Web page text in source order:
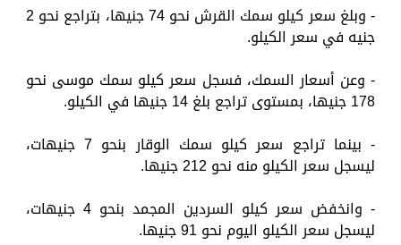
- وبلغ سعر كيلو سمك القرش نحو 74 جنيها، بتراجع نحو 2
جنيه في سعر الكيلو.
- وعن أسعار السمك، فسجل سعر كيلو سمك موسى نحو
178 جنيها، بمستوى تراجع بلغ 14 جنيها في الكيلو.
- بينما تراجع سعر كيلو سمك الوقار بنحو 7 جنيهات،
ليسجل سعر الكيلو منه نحو 212 جنيها.
- وانخفض سعر كيلو السردين المجمد بنحو 4 جنيهات،
ليسجل سعر الكيلو اليوم نحو 91 جنيها.